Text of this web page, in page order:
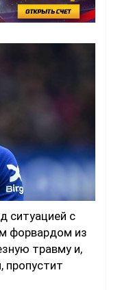
ситуацией с
форвардом из
травму и,
пропустит